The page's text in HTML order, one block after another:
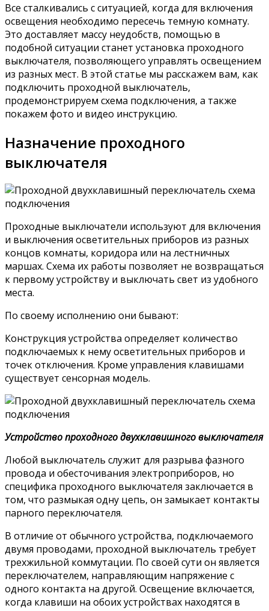
Все сталкивались с ситуацией, когда для включения
освещения необходимо пересечь темную комнату.
Это доставляет массу неудобств, помощью в
подобной ситуации станет установка проходного
выключателя, позволяющего управлять освещением
из разных мест. В этой статье мы расскажем вам, как
подключить проходной выключатель,
продемонстрируем схема подключения, а также
покажем фото и видео инструкцию.
Назначение проходного
выключателя
Проходные выключатели используют для включения
и выключения осветительных приборов из разных
концов комнаты, коридора или на лестничных
маршах. Схема их работы позволяет не возвращаться
к первому устройству и выключать свет из удобного
места.
По своему исполнению они бывают:
Конструкция устройства определяет количество
подключаемых к нему осветительных приборов и
точек отключения. Кроме управления клавишами
существует сенсорная модель.
Устройство проходного двухклавишного выключателя
Любой выключатель служит для разрыва фазного
провода и обесточивания электроприборов, но
специфика проходного выключателя заключается в
том, что размыкая одну цепь, он замыкает контакты
парного переключателя.
В отличие от обычного устройства, подключаемого
двумя проводами, проходной выключатель требует
трехжильной коммутации. По своей сути он является
переключателем, направляющим напряжение с
одного контакта на другой. Освещение включается,
когда клавиши на обоих устройствах находятся в